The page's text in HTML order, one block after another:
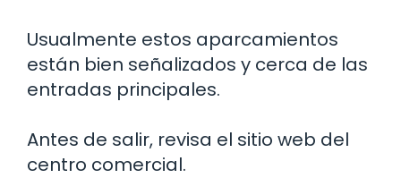
Usualmente estos aparcamientos
están bien señalizados y cerca de las
entradas principales.
Antes de salir, revisa el sitio web del
centro comercial.